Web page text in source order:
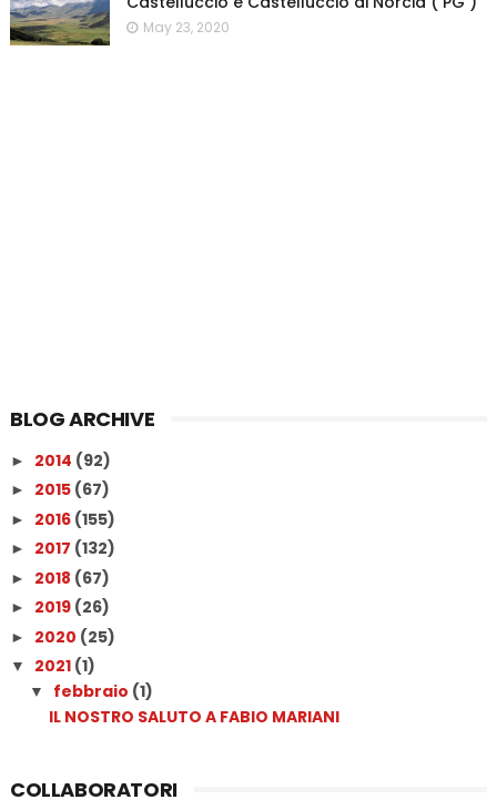
May 23, 2020
BLOG ARCHIVE
► 2014 (92)
► 2015 (67)
► 2016 (155)
► 2017 (132)
► 2018 (67)
► 2019 (26)
► 2020 (25)
▼ 2021 (1)
▼ febbraio (1)
IL NOSTRO SALUTO A FABIO MARIANI
COLLABORATORI